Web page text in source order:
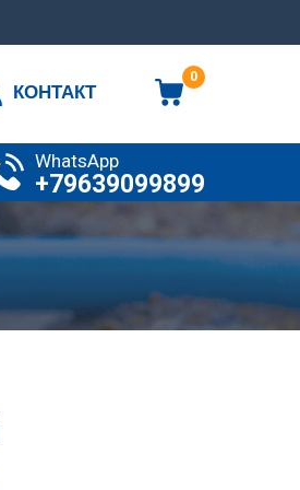
0
КОНТАКТ
WhatsApp
+79639099899